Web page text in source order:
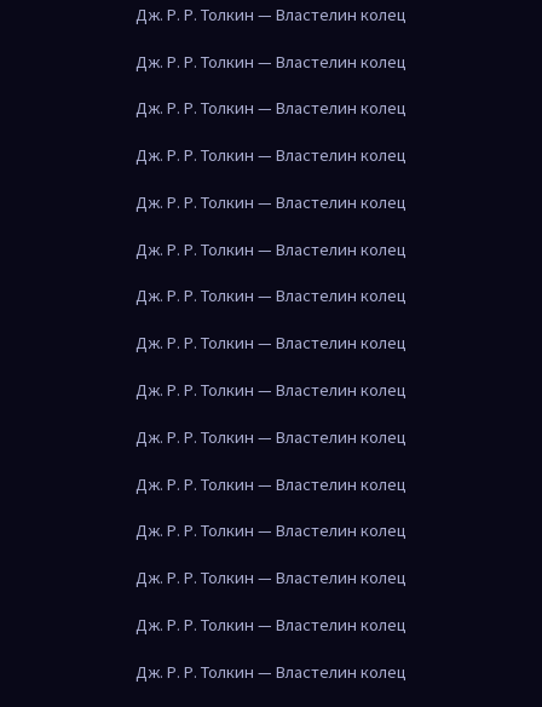
Дж. Р. Р. Толкин — Властелин колец
Дж. Р. Р. Толкин — Властелин колец
Дж. Р. Р. Толкин — Властелин колец
Дж. Р. Р. Толкин — Властелин колец
Дж. Р. Р. Толкин — Властелин колец
Дж. Р. Р. Толкин — Властелин колец
Дж. Р. Р. Толкин — Властелин колец
Дж. Р. Р. Толкин — Властелин колец
Дж. Р. Р. Толкин — Властелин колец
Дж. Р. Р. Толкин — Властелин колец
Дж. Р. Р. Толкин — Властелин колец
Дж. Р. Р. Толкин — Властелин колец
Дж. Р. Р. Толкин — Властелин колец
Дж. Р. Р. Толкин — Властелин колец
Дж. Р. Р. Толкин — Властелин колец